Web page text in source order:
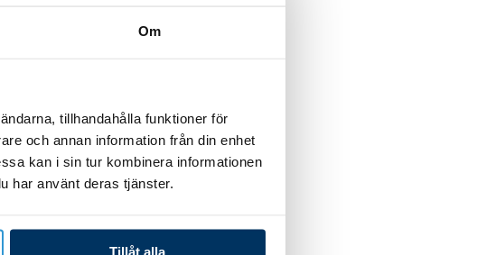
Om
tillhandahålla funktioner för
och annan information från din enhet
kan i sin tur kombinera informationen
har använt deras tjänster.
Tillåt alla
(Måttbeställt tak)